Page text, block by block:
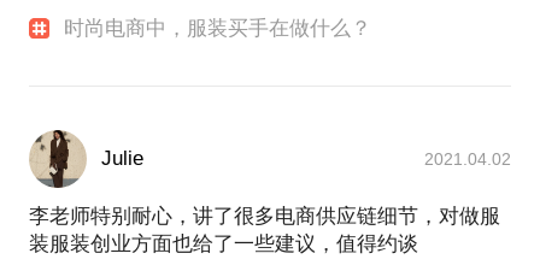
时尚电商中，服装买手在做什么？
Julie 2021.04.02
李老师特别耐心，讲了很多电商供应链细节，对做服
装服装创业方面也给了一些建议，值得约谈